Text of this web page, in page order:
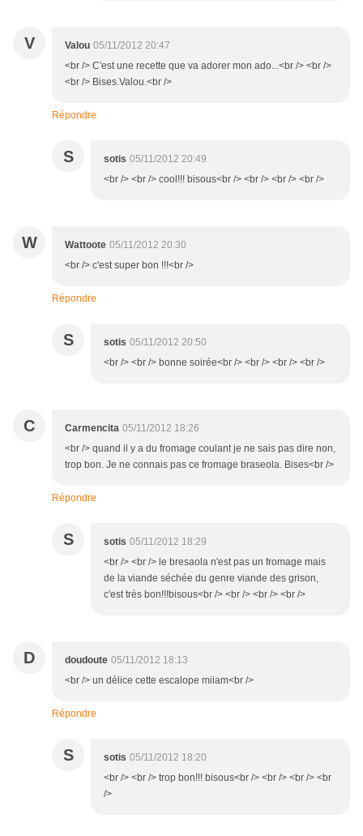
V Valou 05/11/2012 20:47
<br /> C'est une recette que va adorer mon ado...<br /> <br />
<br /> Bises.Valou.<br />
Répondre
S sotis 05/11/2012 20:49
<br /> <br /> cool!!! bisous<br /> <br /> <br /> <br />
W Wattoote 05/11/2012 20:30
<br /> c'est super bon !!!<br />
Répondre
S sotis 05/11/2012 20:50
<br /> <br /> bonne soirée<br /> <br /> <br /> <br />
C Carmencita 05/11/2012 18:26
<br /> quand il y a du fromage coulant je ne sais pas dire non,
trop bon. Je ne connais pas ce fromage braseola. Bises<br />
Répondre
S sotis 05/11/2012 18:29
<br /> <br /> le bresaola n'est pas un fromage mais
de la viande séchée du genre viande des grison,
c'est très bon!!!bisous<br /> <br /> <br /> <br />
D doudoute 05/11/2012 18:13
<br /> un délice cette escalope miiam<br />
Répondre
S sotis 05/11/2012 18:20
<br /> <br /> trop bon!!! bisous<br /> <br /> <br /> <br
/>